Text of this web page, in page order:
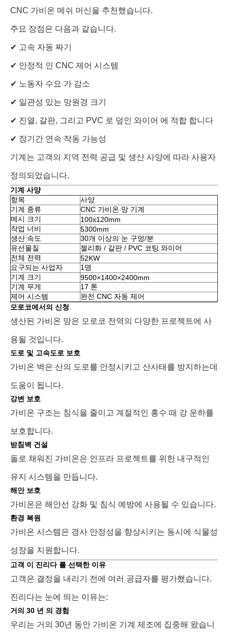
CNC 가비온 메쉬 머신을 추천했습니다.
주요 장점은 다음과 같습니다.
✔ 고속 자동 짜기
✔ 안정적 인 CNC 제어 시스템
✔ 노동자 수요 가 감소
✔ 일관성 있는 망원경 크기
✔ 진열, 갈판, 그리고 PVC 로 덮인 와이어 에 적합 합니다
✔ 장기간 연속 작동 가능성
기계는 고객의 지역 전력 공급 및 생산 사양에 따라 사용자
정의되었습니다.
기계 사양
항목
사양
기계 종류
CNC 가비온 망 기계
메시 크기
100x120mm
작업 너비
5300mm
생산 속도
30개 이상의 눈 구멍/분
유선물질
젤리화 / 갈판 / PVC 코팅 와이어
전체 전력
52KW
요구되는 사업자
1명
기계 크기
9500×1400×2400mm
기계 무게
17 톤
제어 시스템
완전 CNC 자동 제어
모로코에서의 신청
생산된 가비온 망은 모로코 전역의 다양한 프로젝트에 사
용될 것입니다.
도로 및 고속도로 보호
가비온 벽은 산의 도로를 안정시키고 산사태를 방지하는데
도움이 됩니다.
강변 보호
가비온 구조는 침식을 줄이고 계절적인 홍수 때 강 운하를
보호합니다.
받침벽 건설
돌로 채워진 가비온은 인프라 프로젝트를 위한 내구적인
유지 시스템을 만듭니다.
해안 보호
가비온은 해안선 강화 및 침식 예방에 사용될 수 있습니다.
환경 복원
가비온 시스템은 경사 안정성을 향상시키는 동시에 식물성
성장을 지원합니다.
고객 이 진리다 를 선택한 이유
고객은 결정을 내리기 전에 여러 공급자를 평가했습니다.
진리다는 눈에 띄는 이유는:
거의 30 년 의 경험
우리는 거의 30년 동안 가비온 기계 제조에 집중해 왔습니